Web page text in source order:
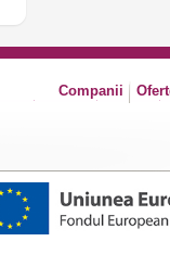
Companii